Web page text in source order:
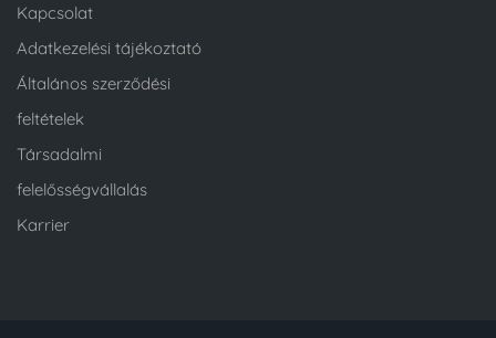
Kapcsolat
Adatkezelési tájékoztató
Általános szerződési
feltételek
Társadalmi
felelősségvállalás
Karrier